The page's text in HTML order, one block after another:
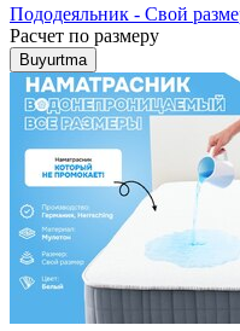
Пододеяльник - Свой
Расчет по размеру
Buyurtma